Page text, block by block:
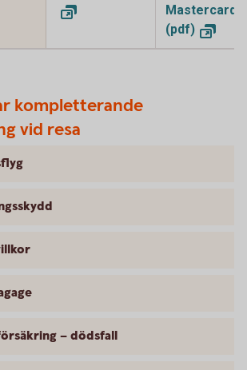
Mastercard
(pdf)
kompletterande
vid resa
– dödsfall